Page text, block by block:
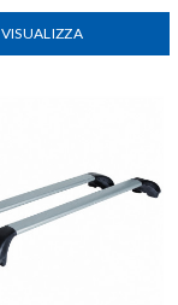
VISUALIZZA